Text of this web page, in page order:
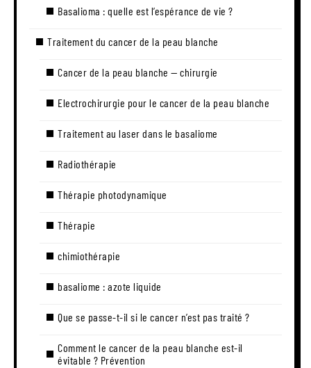
Basalioma : quelle est l’espérance de vie ?
Traitement du cancer de la peau blanche
Cancer de la peau blanche — chirurgie
Electrochirurgie pour le cancer de la peau blanche
Traitement au laser dans le basaliome
Radiothérapie
Thérapie photodynamique
Thérapie
chimiothérapie
basaliome : azote liquide
Que se passe-t-il si le cancer n’est pas traité ?
Comment le cancer de la peau blanche est-il
évitable ? Prévention